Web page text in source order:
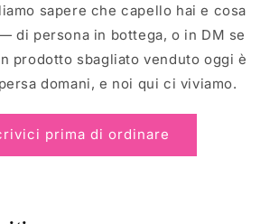
sapere che capello hai e cosa
di persona in bottega, o in DM se
prodotto sbagliato venduto oggi è
domani, e noi qui ci viviamo.
prima di ordinare